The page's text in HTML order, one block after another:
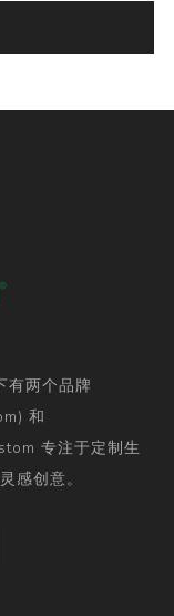
有两个品牌
和
专注于定制生
感创意。